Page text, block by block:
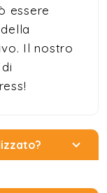
essere
Il nostro